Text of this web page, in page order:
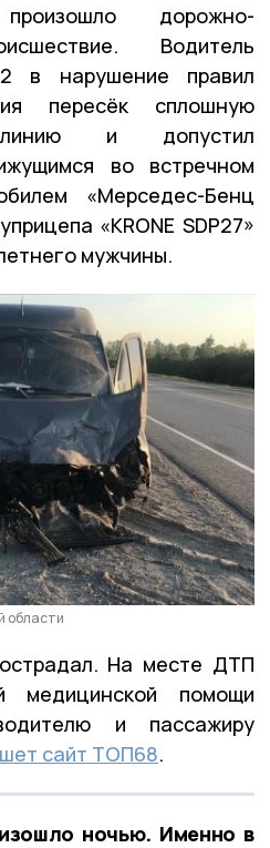
дорожно-
Водитель
в нарушение правил
пересёк сплошную
линию и допустил
во встречном
«Мерседес-Бенц
«КRONE SDP27»
мужчины.
области
На месте ДТП
медицинской помощи
и пассажиру
сайт ТОП68.
ночью. Именно в